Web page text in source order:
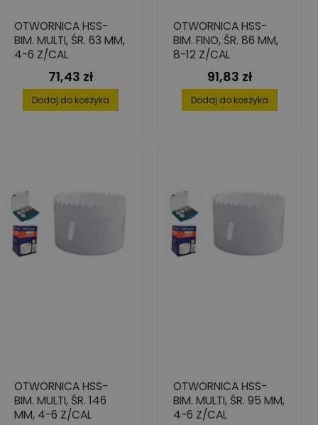
OTWORNICA HSS-
BIM. MULTI, ŚR. 63 MM,
4-6 Z/CAL
Cena
71,43 zł
Dodaj do koszyka
OTWORNICA HSS-
BIM. FINO, ŚR. 86 MM,
8-12 Z/CAL
Cena
91,83 zł
Dodaj do koszyka
OTWORNICA HSS-
BIM. MULTI, ŚR. 146
MM, 4-6 Z/CAL
OTWORNICA HSS-
BIM. MULTI, ŚR. 95 MM,
4-6 Z/CAL